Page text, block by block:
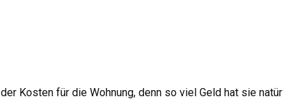
Kosten für die Wohnung, denn so viel Geld hat sie